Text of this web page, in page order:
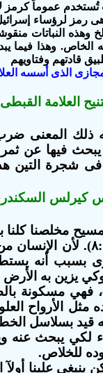
التين هى رمز لرؤساء
وهذه النباتات
الخاص. وهذا فيما
قادتهم وفتاويهم
الذى أسسه
العلامة
ذلك المعنى
فيها عن ثمر
فى شجرة التين
كيرلس
مخلصنا
وإبن آدم حتى تفتقده "
بسبب أنه
يزين به
صورها " (إش
مثل الأرواح
قيد بسلاسل
لكي يبحث
للخلاص.
ينبغي علينا